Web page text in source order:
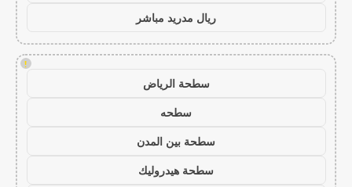
ريال مدريد مباشر
!
سطحة الرياض
سطحه
سطحة بين المدن
سطحة هيدروليك